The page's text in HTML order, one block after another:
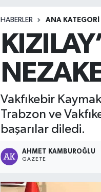
HABERLER ANA KATEGORI
Vakfıkebir
Trabzon ve
başarılar diledi.
AHMET KAMBUROĞLU
GAZETE